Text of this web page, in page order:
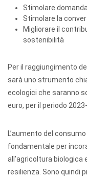
Stimolare
Stimolare la
Migliorare il
sostenibilità
Per il raggiungimento
sarà uno strumento
ecologici che saranno
euro, per il periodo
L’aumento del
fondamentale per
all’agricoltura biologica
resilienza. Sono quindi